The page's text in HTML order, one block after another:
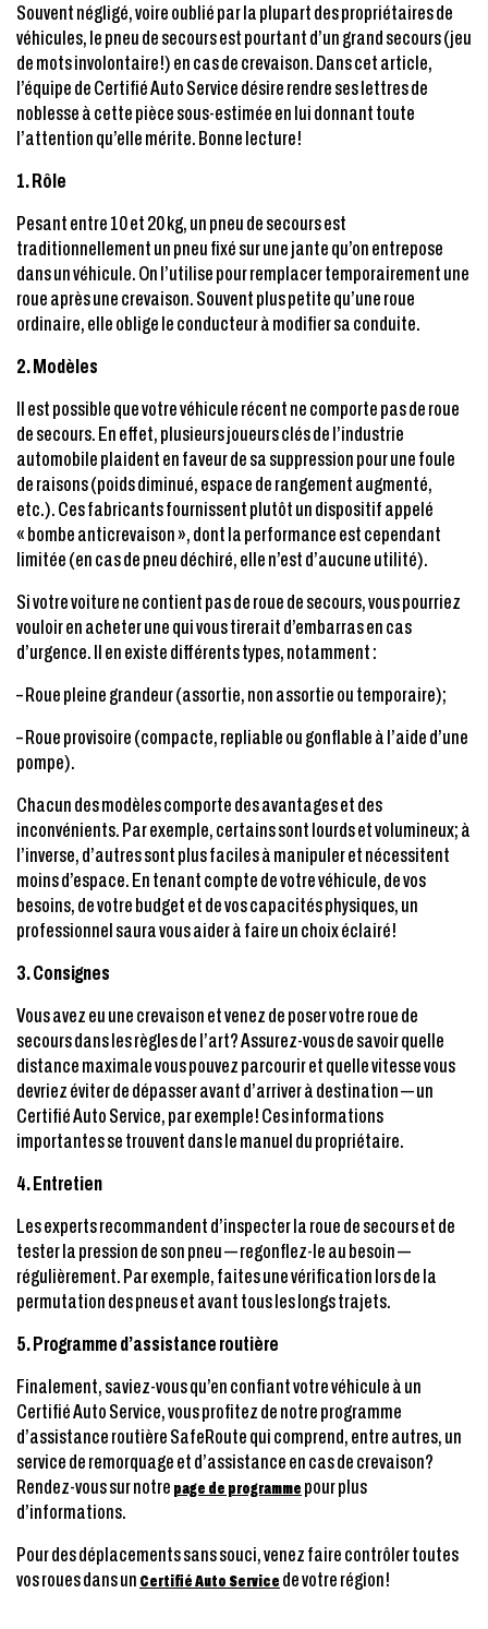
Souvent négligé, voire oublié par la plupart des propriétaires de
véhicules, le pneu de secours est pourtant d’un grand secours (jeu
de mots involontaire!) en cas de crevaison. Dans cet article,
l’équipe de Certifié Auto Service désire rendre ses lettres de
noblesse à cette pièce sous-estimée en lui donnant toute
l’attention qu’elle mérite. Bonne lecture!
1. Rôle
Pesant entre 10 et 20 kg, un pneu de secours est
traditionnellement un pneu fixé sur une jante qu’on entrepose
dans un véhicule. On l’utilise pour remplacer temporairement une
roue après une crevaison. Souvent plus petite qu’une roue
ordinaire, elle oblige le conducteur à modifier sa conduite.
2. Modèles
Il est possible que votre véhicule récent ne comporte pas de roue
de secours. En effet, plusieurs joueurs clés de l’industrie
automobile plaident en faveur de sa suppression pour une foule
de raisons (poids diminué, espace de rangement augmenté,
etc.). Ces fabricants fournissent plutôt un dispositif appelé
« bombe anticrevaison », dont la performance est cependant
limitée (en cas de pneu déchiré, elle n’est d’aucune utilité).
Si votre voiture ne contient pas de roue de secours, vous pourriez
vouloir en acheter une qui vous tirerait d’embarras en cas
d’urgence. Il en existe différents types, notamment :
– Roue pleine grandeur (assortie, non assortie ou temporaire);
– Roue provisoire (compacte, repliable ou gonflable à l’aide d’une
pompe).
Chacun des modèles comporte des avantages et des
inconvénients. Par exemple, certains sont lourds et volumineux; à
l’inverse, d’autres sont plus faciles à manipuler et nécessitent
moins d’espace. En tenant compte de votre véhicule, de vos
besoins, de votre budget et de vos capacités physiques, un
professionnel saura vous aider à faire un choix éclairé!
3. Consignes
Vous avez eu une crevaison et venez de poser votre roue de
secours dans les règles de l’art? Assurez-vous de savoir quelle
distance maximale vous pouvez parcourir et quelle vitesse vous
devriez éviter de dépasser avant d’arriver à destination — un
Certifié Auto Service, par exemple! Ces informations
importantes se trouvent dans le manuel du propriétaire.
4. Entretien
Les experts recommandent d’inspecter la roue de secours et de
tester la pression de son pneu — regonflez-le au besoin —
régulièrement. Par exemple, faites une vérification lors de la
permutation des pneus et avant tous les longs trajets.
5. Programme d’assistance routière
Finalement, saviez-vous qu’en confiant votre véhicule à un
Certifié Auto Service, vous profitez de notre programme
d’assistance routière SafeRoute qui comprend, entre autres, un
service de remorquage et d’assistance en cas de crevaison?
Rendez-vous sur notre page de programme pour plus
d’informations.
Pour des déplacements sans souci, venez faire contrôlertoutes
vos roues dans un Certifié Auto Service de votre région!